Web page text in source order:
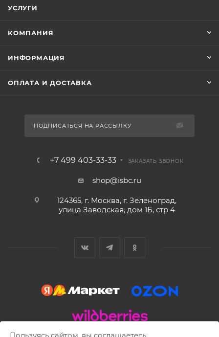
УСЛУГИ
КОМПАНИЯ
ИНФОРМАЦИЯ
ОПЛАТА И ДОСТАВКА
ПОДПИСАТЬСЯ НА РАССЫЛКУ
+7 499 403-33-33 ЗАКАЗАТЬ ЗВОНОК
shop@isbc.ru
124365, г. Москва, г. Зеленоград,
улица Заводская, дом 1Б, стр 4
Пользуясь сайтом, вы соглашаетесь